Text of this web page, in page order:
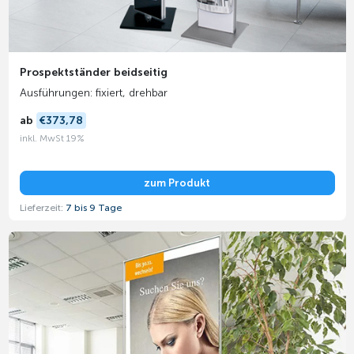
Prospektständer beidseitig
Ausführungen: fixiert, drehbar
ab €373,78
inkl. MwSt 19%
zum Produkt
Lieferzeit: 7 bis 9 Tage